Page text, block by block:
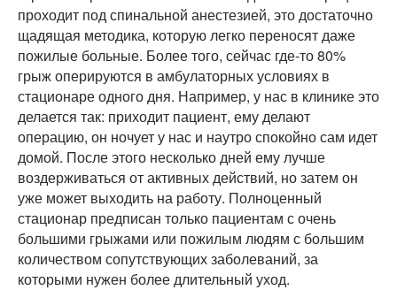
проходит под спинальной анестезией, это достаточно
щадящая методика, которую легко переносят даже
пожилые больные. Более того, сейчас где-то 80%
грыж оперируются в амбулаторных условиях в
стационаре одного дня. Например, у нас в клинике это
делается так: приходит пациент, ему делают
операцию, он ночует у нас и наутро спокойно сам идет
домой. После этого несколько дней ему лучше
воздерживаться от активных действий, но затем он
уже может выходить на работу. Полноценный
стационар предписан только пациентам с очень
большими грыжами или пожилым людям с большим
количеством сопутствующих заболеваний, за
которыми нужен более длительный уход.